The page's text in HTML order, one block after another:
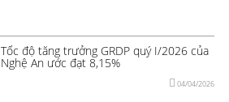
Tốc độ tăng trưởng GRDP quý I/2026 của
Nghệ An ước đạt 8,15%
04/04/2026